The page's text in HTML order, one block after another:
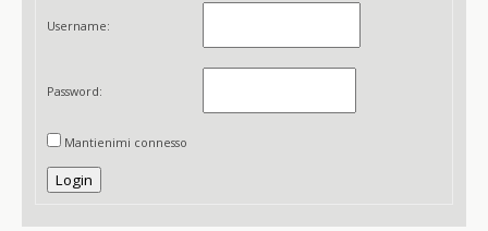
Username:
Password:
Mantienimi connesso
Login